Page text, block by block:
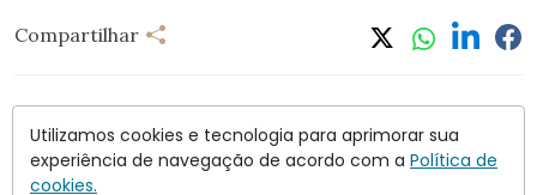
Compartilhar
Nunca foi tão fácil ficar bem informado comO
Utilizamos cookies e tecnologia para aprimorar sua
experiência de navegação de acordo com a Política de
cookies.